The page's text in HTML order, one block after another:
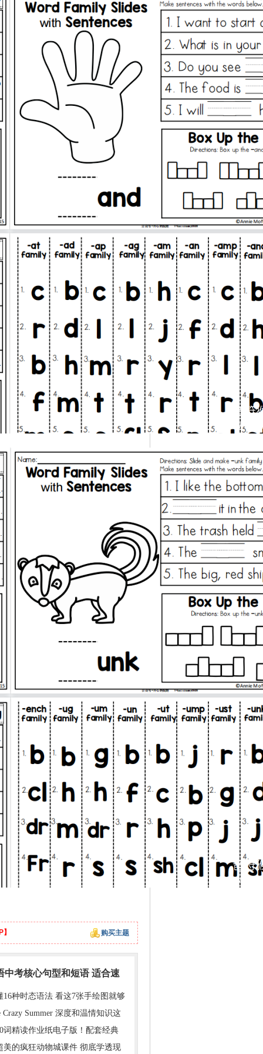
购买主题
中考核心句型和短语 适合速
16种时态语法 看这7张手绘图就够
Crazy Summer 深度和温情知识这
词精读作业纸电子版！配套经典
美的疯狂动物城课件 彻底学透现